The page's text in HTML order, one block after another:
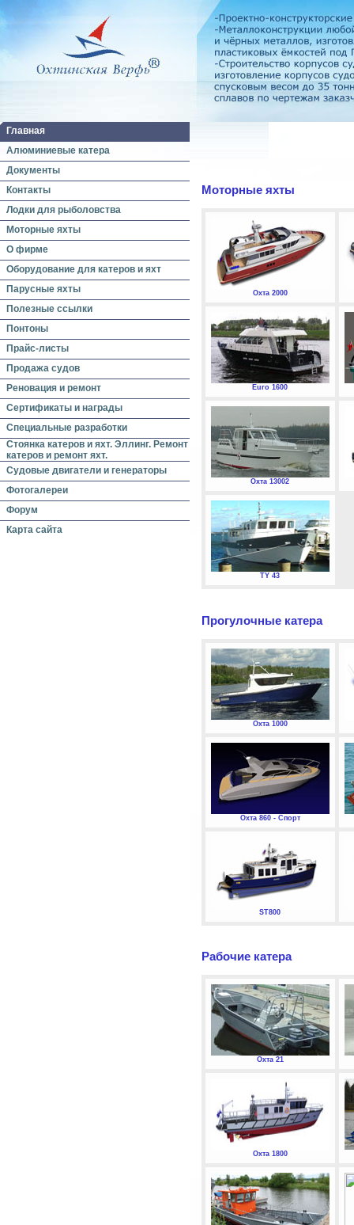
Главная
Алюминиевые катера
Документы
Контакты
Лодки для рыболовства
Моторные яхты
О фирме
Оборудование для катеров и яхт
Парусные яхты
Полезные ссылки
Понтоны
Прайс-листы
Продажа судов
Реновация и ремонт
Сертификаты и награды
Специальные разработки
Стоянка катеров и яхт. Эллинг. Ремонт
катеров и ремонт яхт.
Судовые двигатели и генераторы
Фотогалереи
Форум
Карта сайта
Моторные яхты
Охта 2000
Euro 1600
Охта 13002
TY 43
Прогулочные катера
Охта 1000
Охта 860 - Спорт
ST800
Рабочие катера
Охта 21
Охта 1800